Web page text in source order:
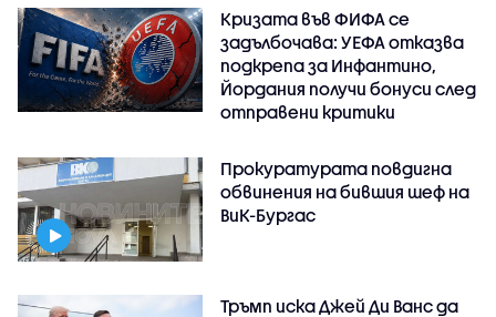
Кризата във ФИФА се
задълбочава: УЕФА отказва
подкрепа за Инфантино,
Йордания получи бонуси след
отправени критики
Прокуратурата повдигна
обвинения на бившия шеф на
ВиК-Бургас
Тръмп иска Джей Ди Ванс да